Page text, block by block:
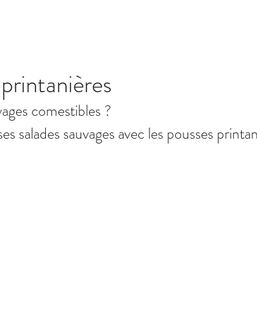
comestibles ?
salades sauvages avec les pousses